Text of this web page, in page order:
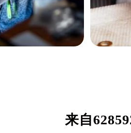
拉
是通州
(通州区
来自